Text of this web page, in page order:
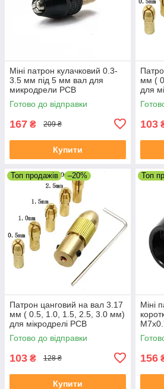
Міні патрон кулачковий 0.3-
3.5 мм під 5 мм вал для
микродрели PCB
Готово до відправки
167 ₴ 209 ₴
Купити
мм (
для
103
Топ продажів –20%
Патрон цанговий на вал 3.17
мм ( 0.5, 1.0, 1.5, 2.5, 3.0 мм)
для мікродрелі PCB
Готово до відправки
103 ₴ 128 ₴
Купити
Топ
Міні
156